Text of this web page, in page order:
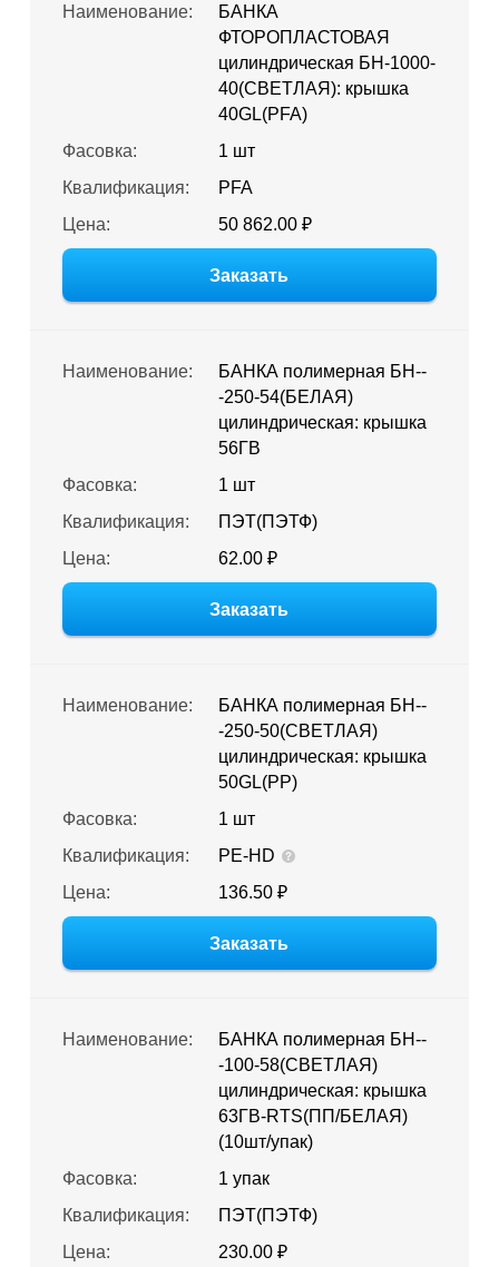
Наименование:
БАНКА
ФТОРОПЛАСТОВАЯ
цилиндрическая БН-1000-
40(СВЕТЛАЯ): крышка
40GL(PFA)
Фасовка:
1 шт
Квалификация:
PFA
Цена:
50 862.00 ₽
Заказать
Наименование:
БАНКА полимерная БН--
-250-54(БЕЛАЯ)
цилиндрическая: крышка
56ГВ
Фасовка:
1 шт
Квалификация:
ПЭТ(ПЭТФ)
Цена:
62.00 ₽
Заказать
Наименование:
БАНКА полимерная БН--
-250-50(СВЕТЛАЯ)
цилиндрическая: крышка
50GL(PP)
Фасовка:
1 шт
Квалификация:
PE-HD
Цена:
136.50 ₽
Заказать
Наименование:
БАНКА полимерная БН--
-100-58(СВЕТЛАЯ)
цилиндрическая: крышка
63ГВ-RTS(ПП/БЕЛАЯ)
(10шт/упак)
Фасовка:
1 упак
Квалификация:
ПЭТ(ПЭТФ)
Цена:
230.00 ₽